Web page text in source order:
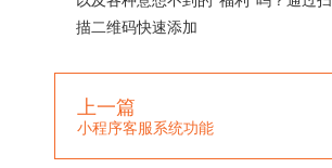
描二维码快速添加
上一篇
小程序客服系统功能